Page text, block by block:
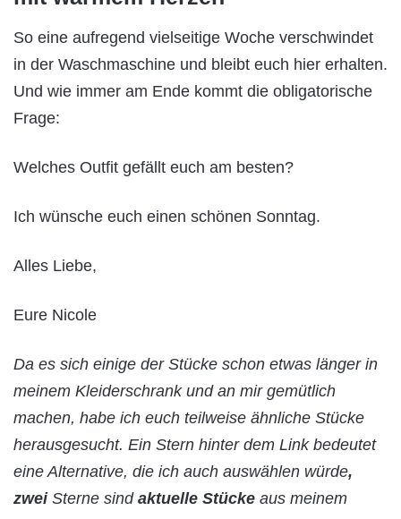
So eine aufregend vielseitige Woche verschwindet
in der Waschmaschine und bleibt euch hier erhalten.
Und wie immer am Ende kommt die obligatorische
Frage:
Welches Outfit gefällt euch am besten?
Ich wünsche euch einen schönen Sonntag.
Alles Liebe,
Eure Nicole
Da es sich einige der Stücke schon etwas länger in
meinem Kleiderschrank und an mir gemütlich
machen, habe ich euch teilweise ähnliche Stücke
herausgesucht. Ein Stern hinter dem Link bedeutet
eine Alternative, die ich auch auswählen würde,
zweiSterne sind aktuelle Stücke aus meinem